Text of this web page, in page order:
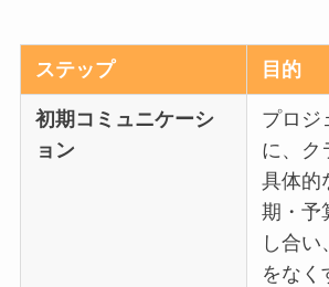
ステップ 目的
初期コミュニケーシ
ョン
プロジ
に、ク
具体的
期・予
し合い
をなく